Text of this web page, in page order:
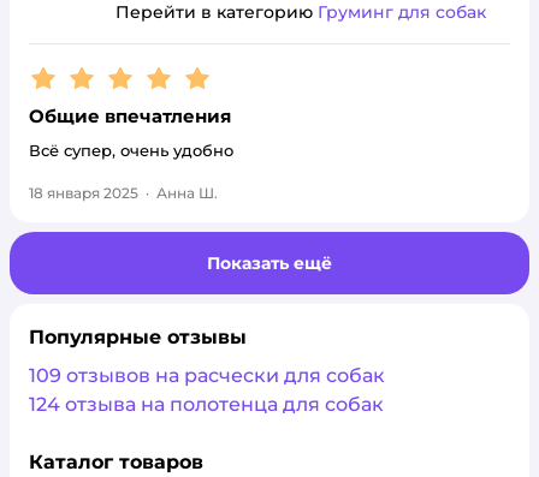
Перейти в категорию Груминг для собак
Рейтинг:5
Общие впечатления
Всё супер, очень удобно
18 января 2025 · Анна Ш.
Показать ещё
Популярные отзывы
109 отзывов на расчески для собак
124 отзыва на полотенца для собак
Каталог товаров